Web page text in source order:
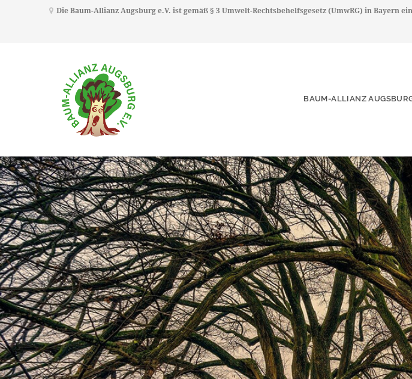
Die Baum-Allianz Augsburg e.V. ist gemäß § 3 Umwelt-Rechtsbehelfsgesetz (UmwRG) in Bayern
BAUM-ALLIANZ